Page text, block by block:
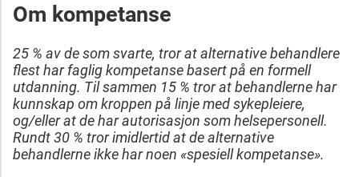
Om kompetanse
25 % av de som svarte, tror at alternative behandlere
flest har faglig kompetanse basert på en formell
utdanning. Til sammen 15 % tror at behandlerne har
kunnskap om kroppen på linje med sykepleiere,
og/eller at de har autorisasjon som helsepersonell.
Rundt 30 % tror imidlertid at de alternative
behandlerne ikke har noen «spesiell kompetanse».